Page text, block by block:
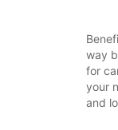
way
for
your
and